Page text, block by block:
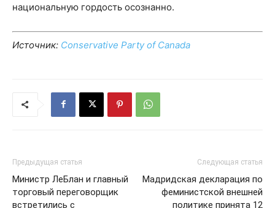
национальную гордость осознанно.
Источник: Conservative Party of Canada
Предыдущая статья
Министр ЛеБлан и главный
торговый переговорщик
встретились с
Следующая статья
Мадридская декларация по
феминистской внешней
политике принята 12